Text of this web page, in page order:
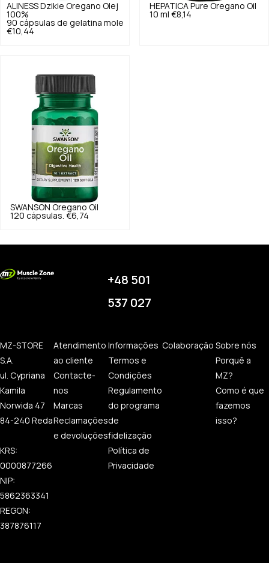
ALINESS Dzikie Oregano Olej
100%
90 cápsulas de gelatina mole
€10,44
HEPATICA Pure Oregano Oil
10 ml €8,14
SWANSON Oregano Oil
120 cápsulas. €6,74
+48 501
537 027
MZ-STORE
S.A.
ul. Cypriana
Kamila
Norwida 47
84-240 Reda
KRS:
0000877266
NIP:
5862363341
REGON:
387876117
Atendimento
ao cliente
Contacte-
nos
Marcas
Reclamações
e devoluções
Informações
Termos e
Condições
Regulamento
do programa
de
fidelização
Política de
Privacidade
Colaboração Sobre nós
Porquê a
MZ?
Como é que
fazemos
isso?